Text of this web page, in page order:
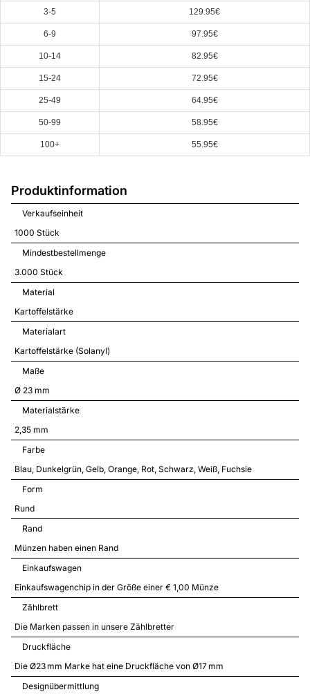
3-5 129.95€
6-9 97.95€
10-14 82.95€
15-24 72.95€
25-49 64.95€
50-99 58.95€
100+ 55.95€
Produktinformation
Verkaufseinheit
1000 Stück
Mindestbestellmenge
3.000 Stück
Material
Kartoffelstärke
Materialart
Kartoffelstärke (Solanyl)
Maße
Ø 23 mm
Materialstärke
2,35 mm
Farbe
Blau Dunkelgrün Gelb Orange Rot Schwarz Weiß Fuchsie
Form
Rund
Rand
Münzen haben einen Rand
Einkaufswagen
Einkaufswagenchip in der Größe einer € 1,00 Münze
Zählbrett
Die Marken passen in unsere Zählbretter
Druckfläche
Die Ø23 mm Marke hat eine Druckfläche von Ø17 mm
Designübermittlung